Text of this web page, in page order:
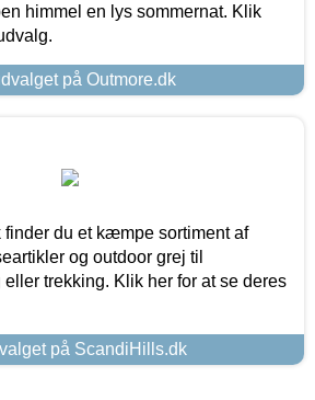
himmel en lys sommernat. Klik
på Outmore.dk
du et kæmpe sortiment af
og outdoor grej til
trekking. Klik her for at se deres
på ScandiHills.dk